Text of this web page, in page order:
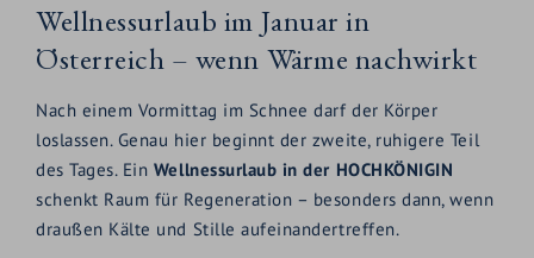
Wellnessurlaub im Januar in
Österreich – wenn Wärme nachwirkt
Nach einem Vormittag im Schnee darf der Körper
loslassen. Genau hier beginnt der zweite, ruhigere Teil
des Tages. Ein Wellnessurlaub in der HOCHKÖNIGIN
schenkt Raum für Regeneration – besonders dann, wenn
draußen Kälte und Stille aufeinandertreffen.